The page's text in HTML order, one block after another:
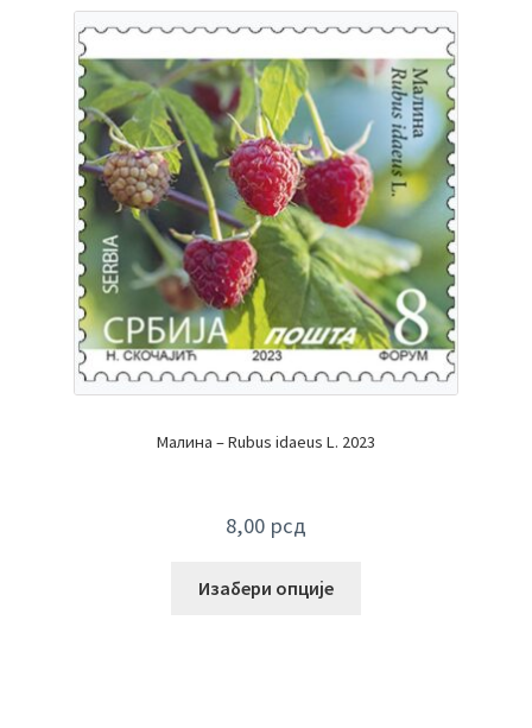
Малина – Rubus idaeus L. 2023
8,00 рсд
Изабери опције